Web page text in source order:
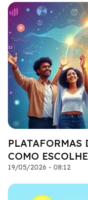
PLATAFORMAS
COMO
19/05/2026 - 08:12